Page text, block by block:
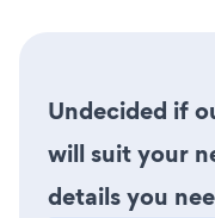
Undecided if
will suit your
details you